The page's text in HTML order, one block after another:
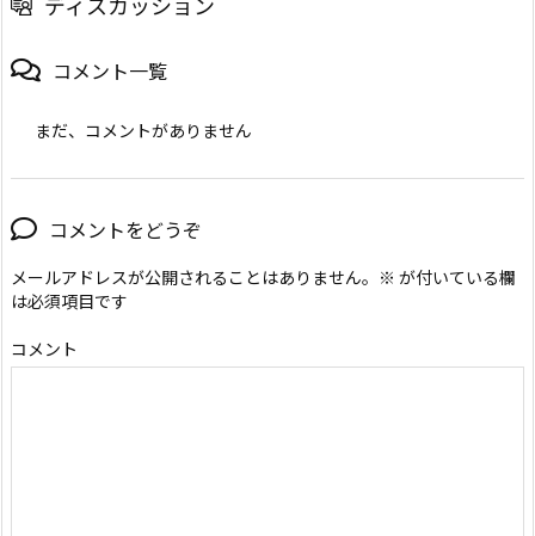
コメント一覧
まだ、コメントがありません
コメントをどうぞ
メールアドレスが公開されることはありません。 ※ が付いている欄
は必須項目です
コメント